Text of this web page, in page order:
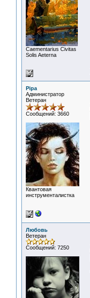
Сaementarius Civitas
Solis Aeterna
Pipa
Администратор
Ветеран
Сообщений: 3660
Квантовая
инструменталистка
Любовь
Ветеран
Сообщений: 7250